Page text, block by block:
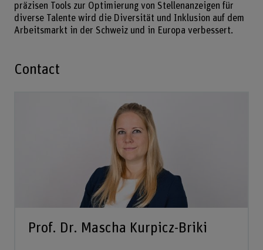
präzisen Tools zur Optimierung von Stellenanzeigen für
diverse Talente wird die Diversität und Inklusion auf dem
Arbeitsmarkt in der Schweiz und in Europa verbessert.
Contact
Prof. Dr. Mascha Kurpicz-Briki